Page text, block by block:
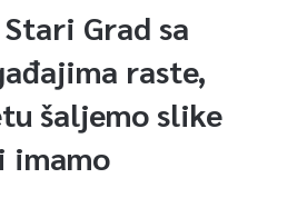
Grad sa
raste,
šaljemo slike
imamo